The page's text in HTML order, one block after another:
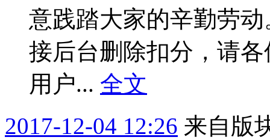
意践踏大家的辛勤劳
接后台删除扣分，请
用户... 全文
2017-12-04 12:26 来自版